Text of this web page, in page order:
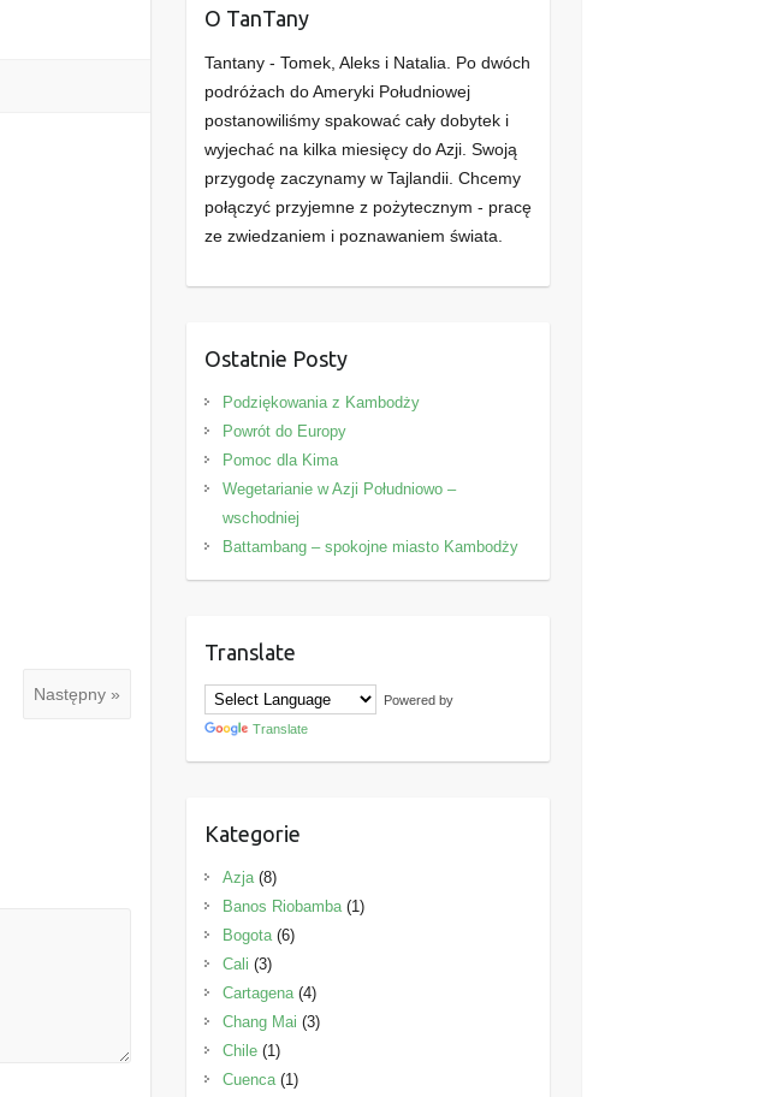
Następny »
O TanTany
Tantany - Tomek, Aleks i Natalia. Po dwóch
podróżach do Ameryki Południowej
postanowiliśmy spakować cały dobytek i
wyjechać na kilka miesięcy do Azji. Swoją
przygodę zaczynamy w Tajlandii. Chcemy
połączyć przyjemne z pożytecznym - pracę
ze zwiedzaniem i poznawaniem świata.
Ostatnie Posty
Podziękowania z Kambodży
Powrót do Europy
Pomoc dla Kima
Wegetarianie w Azji Południowo –
wschodniej
Battambang – spokojne miasto Kambodży
Translate
Powered by
Translate
Kategorie
Azja(8)
Banos Riobamba(1)
Bogota(6)
Cali (3)
Cartagena(4)
Chang Mai (3)
Chile(1)
Cuenca(1)